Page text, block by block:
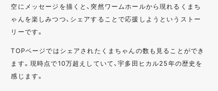
空にメッセージを描くと、突然ワームホールから現れるくまち
ゃんを楽しみつつ、シェアすることで応援しようというストー
リーです。
TOPページではシェアされたくまちゃんの数も見ることができ
ます。現時点で10万超えしていて、宇多田ヒカル25年の歴史を
感じます。